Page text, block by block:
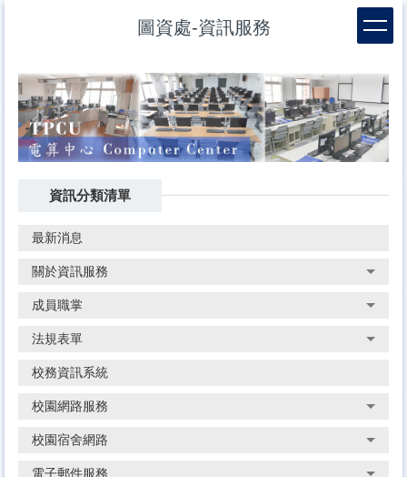
內
容
區
圖資處-資訊服務
資訊分類清單
最新消息
關於資訊服務
成員職掌
法規表單
校務資訊系統
校園網路服務
校園宿舍網路
電子郵件服務